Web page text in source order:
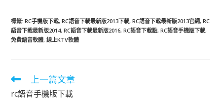
標籤:RC手機版下載, RC語音下載最新版2013下載, RC語音下載最新版2013官網, RC
語音下載最新版2014, RC語音下載最新版2016, RC語音下載點, RC語音手機版下載,
免費語音軟體, 線上KTV軟體
閱
更
上一篇文章
rc語音手機版下載